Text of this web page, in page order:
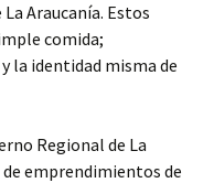
Araucanía. Estos
comida;
la identidad misma de
Regional de La
emprendimientos de